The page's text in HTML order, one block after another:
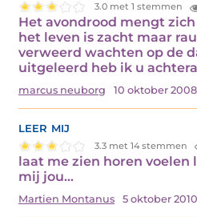
3.0 met 1 stemmen
Het avondrood mengt
het leven is zacht maar
verweerd wachten op de
uitgeleerd heb ik u
marcus neuborg 10 oktober 2008
leer mij
3.3 met 14 stemmen
laat me zien horen voelen
mij jou…
Martien Montanus 5 oktober 2010